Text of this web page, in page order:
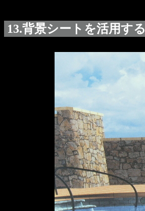
13.背景シートを活用する